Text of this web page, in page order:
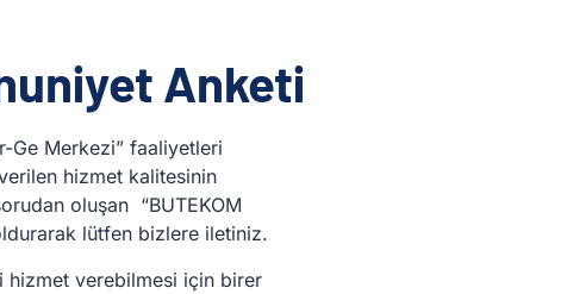
Anketi
Ge Merkezi” faaliyetleri
hizmet kalitesinin
oluşan “BUTEKOM
lütfen bizlere iletiniz.
hizmet verebilmesi için birer